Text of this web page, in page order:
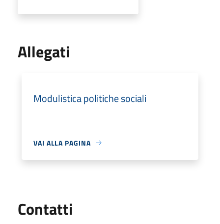
Allegati
Modulistica politiche sociali
VAI ALLA PAGINA
Contatti